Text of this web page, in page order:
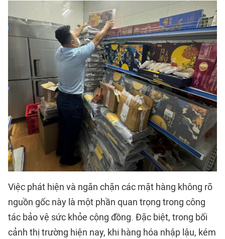
Việc phát hiện và ngăn chặn các mặt hàng không rõ
nguồn gốc này là một phần quan trọng trong công
tác bảo vệ sức khỏe cộng đồng. Đặc biệt, trong bối
cảnh thị trường hiện nay, khi hàng hóa nhập lậu, kém